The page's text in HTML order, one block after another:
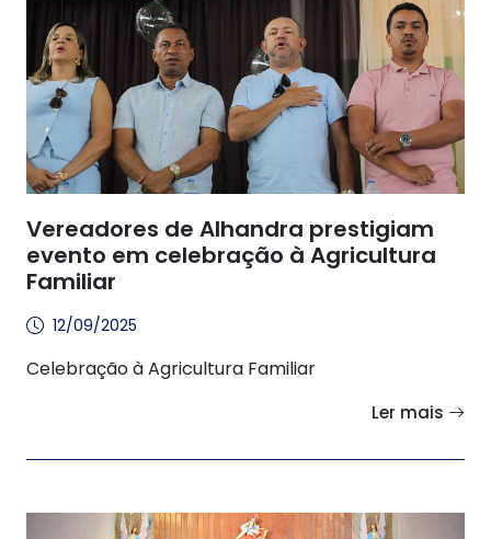
Vereadores de Alhandra prestigiam
evento em celebração à Agricultura
Familiar
12/09/2025
Celebração à Agricultura Familiar
Ler mais